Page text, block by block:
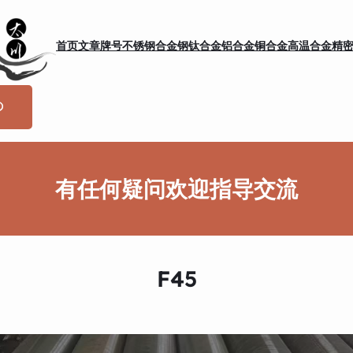
首页文章牌号不锈钢合金钢钛合金铝合金铜合金高温合金精
有任何疑问欢迎指导交流
F45